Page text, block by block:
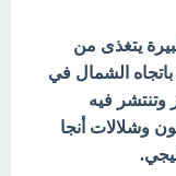
يتغذى من
الشمال في
وتنتشر فيه
وشلالات أنجا